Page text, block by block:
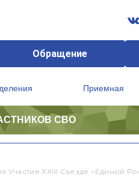
Обращение
Приемная
СВО
XXIII Съезде «Единой